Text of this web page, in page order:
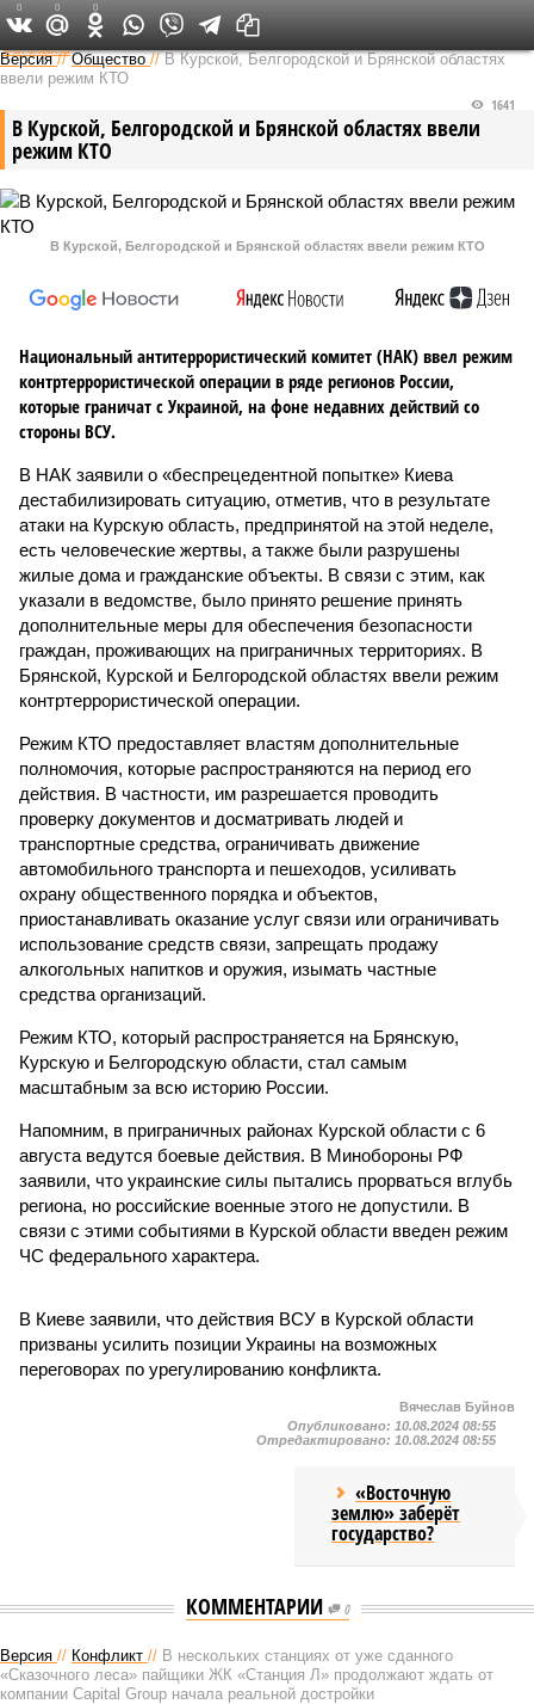
Федеральный выпуск
Версия //Общество //В Курской, Белгородской и Брянской областях
ввели режим КТО
В Курской, Белгородской и Брянской областях ввели
режим КТО
1641
В Курской, Белгородской и Брянской областях ввели режим КТО
Национальный антитеррористический комитет (НАК) ввел режим
контртеррористической операции в ряде регионов России,
которые граничат с Украиной, на фоне недавних действий со
стороны ВСУ.
В НАК заявили о «беспрецедентной попытке» Киева
дестабилизировать ситуацию, отметив, что в результате
атаки на Курскую область, предпринятой на этой неделе,
есть человеческие жертвы, а также были разрушены
жилые дома и гражданские объекты. В связи с этим, как
указали в ведомстве, было принято решение принять
дополнительные меры для обеспечения безопасности
граждан, проживающих на приграничных территориях. В
Брянской, Курской и Белгородской областях ввели режим
контртеррористической операции.
Режим КТО предоставляет властям дополнительные
полномочия, которые распространяются на период его
действия. В частности, им разрешается проводить
проверку документов и досматривать людей и
транспортные средства, ограничивать движение
автомобильного транспорта и пешеходов, усиливать
охрану общественного порядка и объектов,
приостанавливать оказание услуг связи или ограничивать
использование средств связи, запрещать продажу
алкогольных напитков и оружия, изымать частные
средства организаций.
Режим КТО, который распространяется на Брянскую,
Курскую и Белгородскую области, стал самым
масштабным за всю историю России.
Напомним, в приграничных районах Курской области с 6
августа ведутся боевые действия. В Минобороны РФ
заявили, что украинские силы пытались прорваться вглубь
региона, но российские военные этого не допустили. В
связи с этими событиями в Курской области введен режим
ЧС федерального характера.
В Киеве заявили, что действия ВСУ в Курской области
призваны усилить позиции Украины на возможных
переговорах по урегулированию конфликта.
0 0 0
Вячеслав Буйнов
Опубликовано: 10.08.2024 08:55
Отредактировано: 10.08.2024 08:55
«Восточную
землю» заберёт
государство?
КОММЕНТАРИИ 0
Версия // Конфликт // В нескольких станциях от уже сданного
«Сказочного леса» пайщики ЖК «Станция Л» продолжают ждать от
компании Capital Group начала реальной достройки